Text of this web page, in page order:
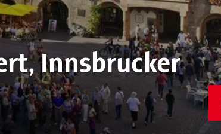
Innsbrucker